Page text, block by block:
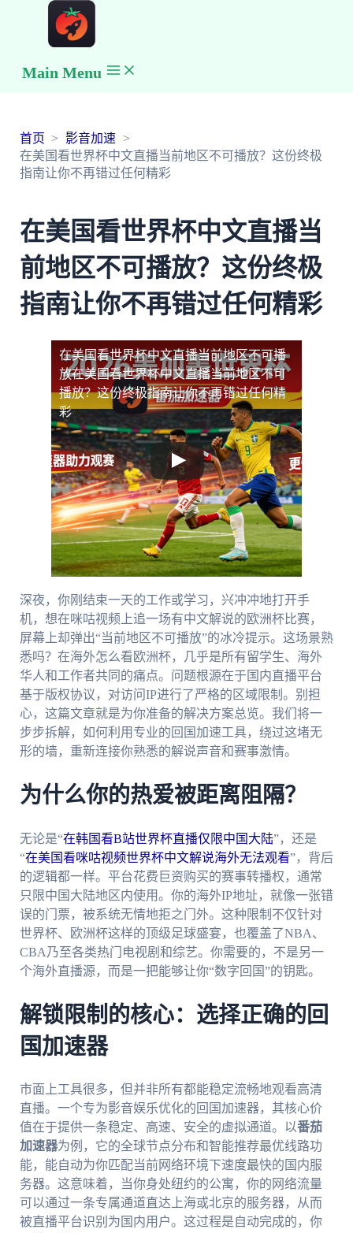
Main Menu
首页
影音加速
在美国看世界杯中文直播当前地区不可播放？这份终极
指南让你不再错过任何精彩
在美国看世界杯中文直播当
前地区不可播放？这份终极
指南让你不再错过任何精彩
在美国看世界杯中文直播当前地区不可播
放在美国看世界杯中文直播当前地区不可
播放？这份终极指南让你不再错过任何精
彩
深夜，你刚结束一天的工作或学习，兴冲冲地打开手
机，想在咪咕视频上追一场有中文解说的欧洲杯比赛，
屏幕上却弹出“当前地区不可播放”的冰冷提示。这场景熟
悉吗？在海外怎么看欧洲杯，几乎是所有留学生、海外
华人和工作者共同的痛点。问题根源在于国内直播平台
基于版权协议，对访问IP进行了严格的区域限制。别担
心，这篇文章就是为你准备的解决方案总览。我们将一
步步拆解，如何利用专业的回国加速工具，绕过这堵无
形的墙，重新连接你熟悉的解说声音和赛事激情。
为什么你的热爱被距离阻隔？
无论是“在韩国看B站世界杯直播仅限中国大陆”，还是
“在美国看咪咕视频世界杯中文解说海外无法观看”，背后
的逻辑都一样。平台花费巨资购买的赛事转播权，通常
只限中国大陆地区内使用。你的海外IP地址，就像一张错
误的门票，被系统无情地拒之门外。这种限制不仅针对
世界杯、欧洲杯这样的顶级足球盛宴，也覆盖了NBA、
CBA乃至各类热门电视剧和综艺。你需要的，不是另一
个海外直播源，而是一把能够让你“数字回国”的钥匙。
解锁限制的核心：选择正确的回
国加速器
市面上工具很多，但并非所有都能稳定流畅地观看高清
直播。一个专为影音娱乐优化的回国加速器，其核心价
值在于提供一条稳定、高速、安全的虚拟通道。以番茄
加速器为例，它的全球节点分布和智能推荐最优线路功
能，能自动为你匹配当前网络环境下速度最快的国内服
务器。这意味着，当你身处纽约的公寓，你的网络流量
可以通过一条专属通道直达上海或北京的服务器，从而
被直播平台识别为国内用户。这过程是自动完成的，你